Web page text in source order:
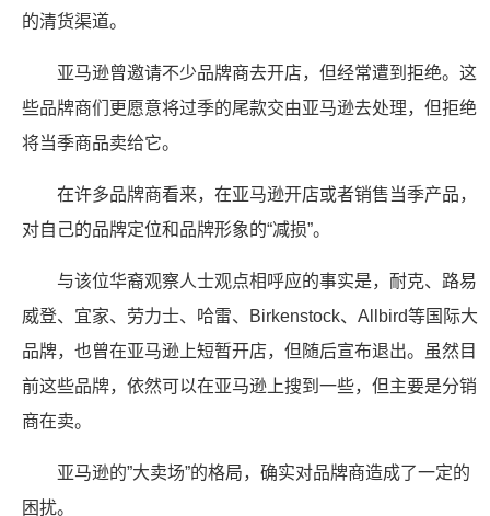
的清货渠道。
亚马逊曾邀请不少品牌商去开店，但经常遭到拒绝。这
些品牌商们更愿意将过季的尾款交由亚马逊去处理，但拒绝
将当季商品卖给它。
在许多品牌商看来，在亚马逊开店或者销售当季产品，
对自己的品牌定位和品牌形象的“减损”。
与该位华裔观察人士观点相呼应的事实是，耐克、路易
威登、宜家、劳力士、哈雷、Birkenstock、Allbird等国际大
品牌，也曾在亚马逊上短暂开店，但随后宣布退出。虽然目
前这些品牌，依然可以在亚马逊上搜到一些，但主要是分销
商在卖。
亚马逊的”大卖场”的格局，确实对品牌商造成了一定的
困扰。